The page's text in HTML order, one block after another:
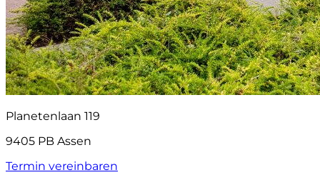
Planetenlaan 119
9405 PB Assen
Termin vereinbaren